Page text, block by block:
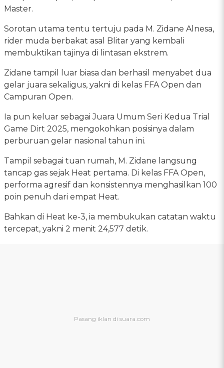
Master.
Sorotan utama tentu tertuju pada M. Zidane Alnesa,
rider muda berbakat asal Blitar yang kembali
membuktikan tajinya di lintasan ekstrem.
Zidane tampil luar biasa dan berhasil menyabet dua
gelar juara sekaligus, yakni di kelas FFA Open dan
Campuran Open.
Ia pun keluar sebagai Juara Umum Seri Kedua Trial
Game Dirt 2025, mengokohkan posisinya dalam
perburuan gelar nasional tahun ini.
Tampil sebagai tuan rumah, M. Zidane langsung
tancap gas sejak Heat pertama. Di kelas FFA Open,
performa agresif dan konsistennya menghasilkan 100
poin penuh dari empat Heat.
Bahkan di Heat ke-3, ia membukukan catatan waktu
tercepat, yakni 2 menit 24,577 detik.